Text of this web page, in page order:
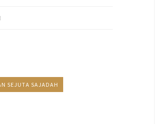
SEJUTA SAJADAH